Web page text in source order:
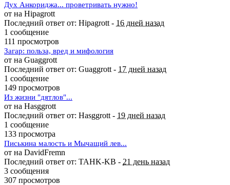
Дух Анкориджа... проветривать нужно!
от на Hipagrott
Последний ответ от: Hipagrott - 16 дней назад
1 сообщение
111 просмотров
Загар: польза, вред и мифология
от на Guaggrott
Последний ответ от: Guaggrott - 17 дней назад
1 сообщение
149 просмотров
Из жизни "дятлов"...
от на Hasggrott
Последний ответ от: Hasggrott - 19 дней назад
1 сообщение
133 просмотра
Писькина малость и Мычащий лев...
от на DavidFremn
Последний ответ от: TAHK-KB - 21 день назад
3 сообщения
307 просмотров